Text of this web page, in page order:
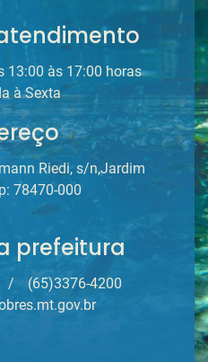
13:00 às 17:00 horas
à Sexta
Riedi, s/n,Jardim
78470-000
prefeitura
/
(65)3376-4200